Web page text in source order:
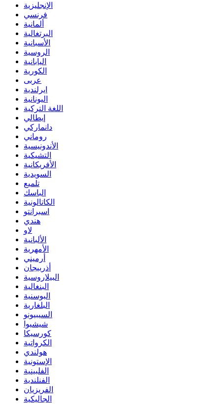
الإنجليزية
فرنسي
ألمانية
البرتغالية
الأسبانية
الروسية
اليابانية
الكورية
عربى
ايرلندية
اليونانية
اللغة التركية
إيطالي
دانماركي
روماني
الأندونيسية
التشيكية
الأفريكانية
السويدية
تلميع
الباسك
الكاتالونية
اسبرانتو
هندي
لاو
الألبانية
الأمهرية
أرميني
أذربيجان
البيلاروسية
البنغالية
البوسنية
البلغارية
السيبيونو
شيشيوا
كورسيكا
الكرواتية
هولندي
الإستونية
الفلبينية
الفنلندية
الفريزيان
الجاليكية